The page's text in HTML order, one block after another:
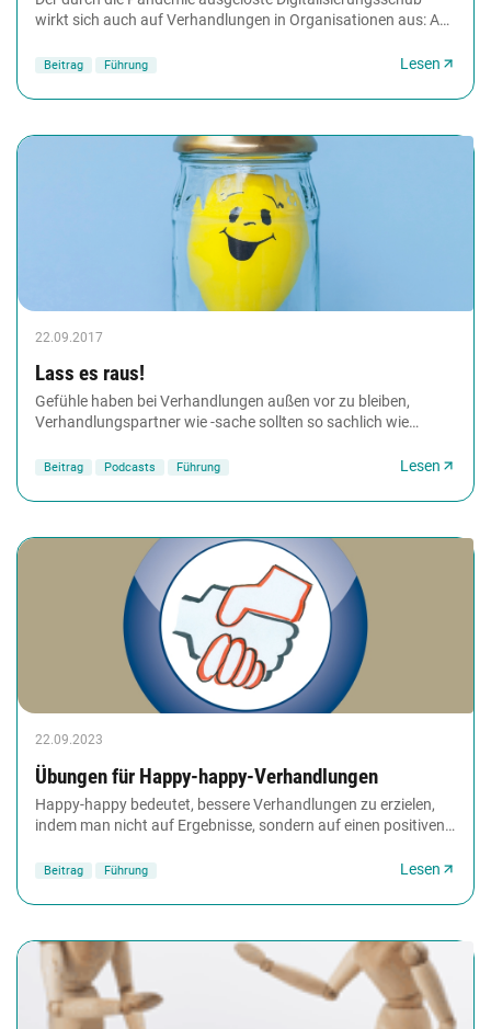
wirkt sich auch auf Verhandlungen in Organisationen aus: Aus
Beitrag Führung Lesen
22.09.2017
Lass es raus!
Gefühle haben bei Verhandlungen außen vor zu bleiben,
Verhandlungspartner wie -sache sollten so sachlich wie
Beitrag Podcasts Führung Lesen
22.09.2023
Übungen für Happy-happy-Verhandlungen
Happy-happy bedeutet, bessere Verhandlungen zu erzielen,
indem man nicht auf Ergebnisse, sondern auf einen positiven
Beitrag Führung Lesen